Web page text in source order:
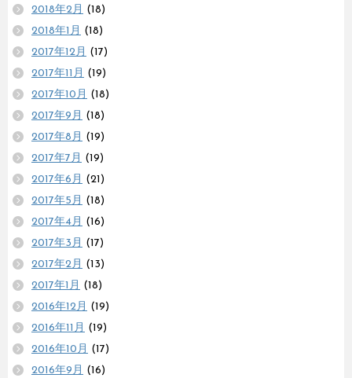
2018年2月 (18)
2018年1月 (18)
2017年12月 (17)
2017年11月 (19)
2017年10月 (18)
2017年9月 (18)
2017年8月 (19)
2017年7月 (19)
2017年6月 (21)
2017年5月 (18)
2017年4月 (16)
2017年3月 (17)
2017年2月 (13)
2017年1月 (18)
2016年12月 (19)
2016年11月 (19)
2016年10月 (17)
2016年9月 (16)